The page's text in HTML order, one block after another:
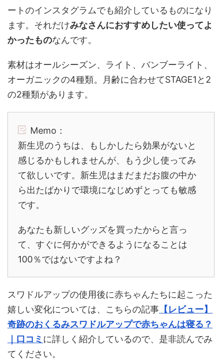
ートのインスタグラムでも紹介しているものになり
ます。それだけみなさんにおすすめしたい使ってよ
かったものなんです。
素材はオールシーズン、ライト、バンブーライト、
オーガニックの4種類。月齢に合わせてSTAGE1と2
の2種類があります。
Memo：
新生児のうちは、もしかしたら効果がないと
感じるかもしれませんが、もう少し使ってみ
て欲しいです。新生児はまだまだお腹の中か
ら出たばかりで環境になじめずとっても敏感
です。
あなたも新しいグッズを買ったからと言っ
て、すぐに何かができるようになることは
100％ではないですよね？
スワドルアップの使用後に赤ちゃんたちに起こった
嬉しい変化については、こちらの記事 【レビュー】
奇跡のおくるみスワドルアップで赤ちゃんは寝る？
｜口コミ に詳しく紹介しているので、是非読んでみ
てください。